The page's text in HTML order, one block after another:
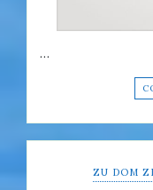
…
ZU DOM